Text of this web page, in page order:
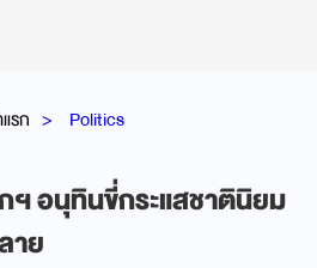
รก Politics
อนุทินขี่กระแสชาตินิยม
าย